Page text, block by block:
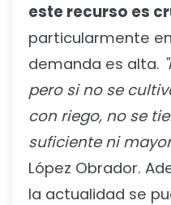
este recurso es
particularmente
demanda es alta.
pero si no se
con riego, no se
suficiente ni
López Obrador.
la actualidad se